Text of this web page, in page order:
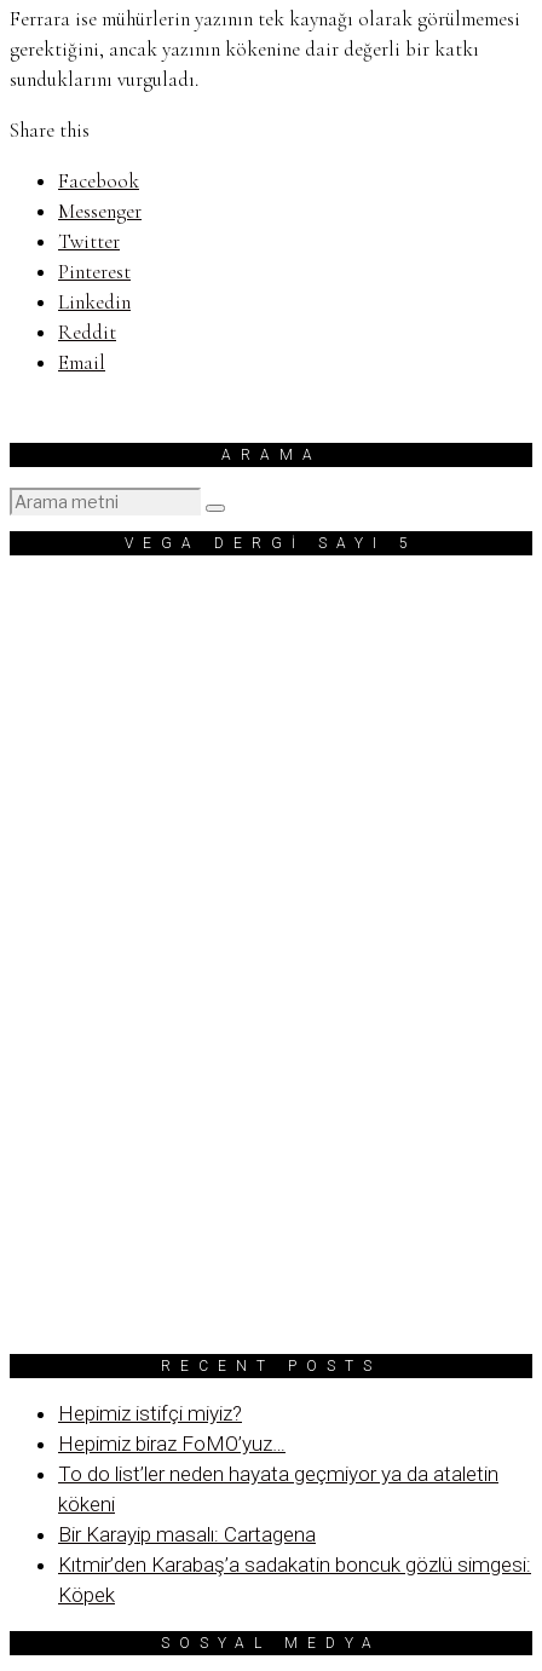
Ferrara ise mühürlerin yazının tek kaynağı olarak görülmemesi
gerektiğini, ancak yazının kökenine dair değerli bir katkı
sunduklarını vurguladı.
Share this
Facebook
Messenger
Twitter
Pinterest
Linkedin
Reddit
Email
ARAMA
VEGA DERGİ SAYI 5
RECENT POSTS
Hepimiz istifçi miyiz?
Hepimiz biraz FoMO’yuz…
To do list’ler neden hayata geçmiyor ya da ataletin
kökeni
Bir Karayip masalı: Cartagena
Kıtmir’den Karabaş’a sadakatin boncuk gözlü simgesi:
Köpek
SOSYAL MEDYA